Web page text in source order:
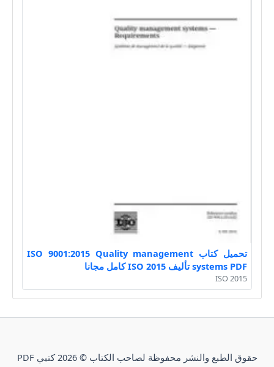
تحميل كتاب ISO 9001:2015 Quality management
systems PDF تأليف ISO 2015 كامل مجانا
ISO 2015
حقوق الطبع والنشر محفوظة لصاحب الكتاب © 2026 كتبي PDF